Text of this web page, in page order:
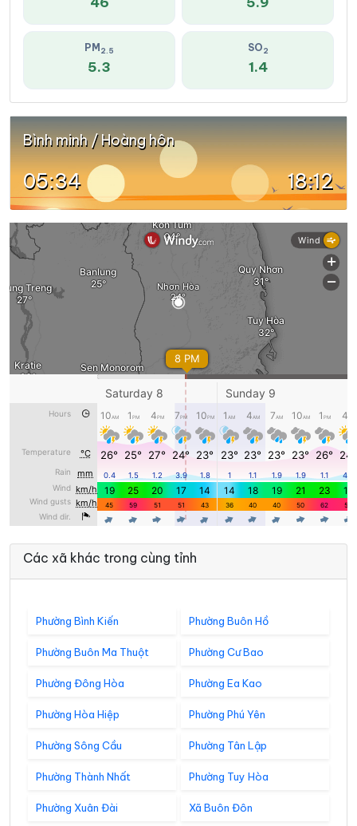
PM 2.5
5.3
SO2
1.4
Bình minh / Hoàng hôn
05:34 18:12
Các xã khác trong cùng tỉnh
Phường Bình Kiến Phường Buôn Hồ
Phường Buôn Ma Thuột Phường Cư Bao
Phường Đông Hòa Phường Ea Kao
Phường Hòa Hiệp Phường Phú Yên
Phường Sông Cầu Phường Tân Lập
Phường Thành Nhất Phường Tuy Hòa
Phường Xuân Đài Xã Buôn Đôn